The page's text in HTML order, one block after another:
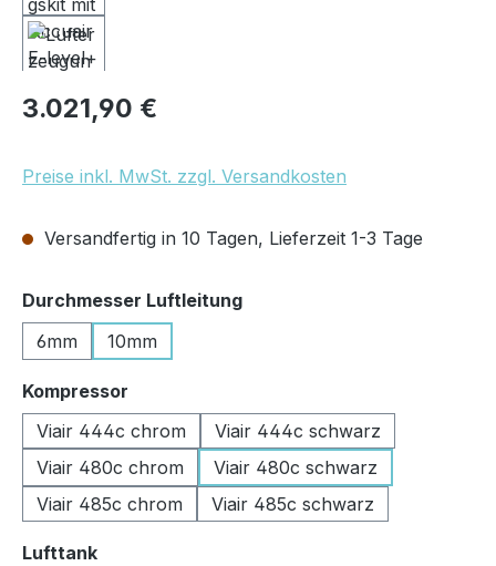
Regulärer Preis:
3.021,90 €
Preise inkl. MwSt. zzgl. Versandkosten
Versandfertig in 10 Tagen, Lieferzeit 1-3 Tage
Durchmesser Luftleitungauswählen
6mm
10mm
Kompressor
Viair 444c chrom
Viair 444c schwarz
Viair 480c chrom
Viair 480c schwarz
Viair 485c chrom
Viair 485c schwarz
Lufttankauswählen